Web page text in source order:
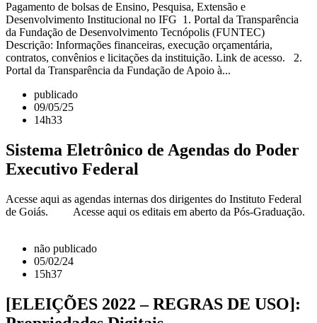
Pagamento de bolsas de Ensino, Pesquisa, Extensão e
Desenvolvimento Institucional no IFG 1. Portal da Transparência
da Fundação de Desenvolvimento Tecnópolis (FUNTEC)
Descrição: Informações financeiras, execução orçamentária,
contratos, convênios e licitações da instituição. Link de acesso. 2.
Portal da Transparência da Fundação de Apoio à...
publicado
09/05/25
14h33
Sistema Eletrônico de Agendas do Poder
Executivo Federal
Acesse aqui as agendas internas dos dirigentes do Instituto Federal
de Goiás. Acesse aqui os editais em aberto da Pós-Graduação.
não publicado
05/02/24
15h37
[ELEIÇÕES 2022 – REGRAS DE USO]: